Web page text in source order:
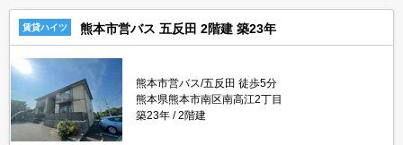
賃貸ハイツ 熊本市営バス 五反田 2階建 築23年
熊本市営バス/五反田 徒歩5分
熊本県熊本市南区南高江2丁目
築23年
2階建